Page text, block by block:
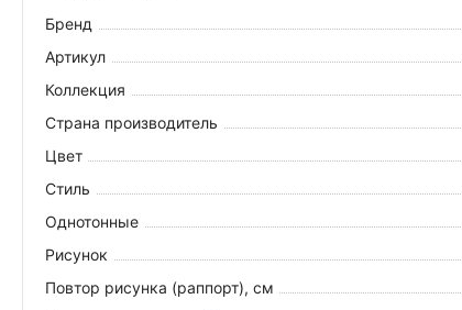
Бренд
Артикул
Коллекция
Страна производитель
Цвет
Стиль
Однотонные
Рисунок
Повтор рисунка (раппорт), см